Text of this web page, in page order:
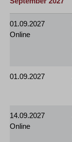
01.09.2027
Online
01.09.2027
14.09.2027
Online